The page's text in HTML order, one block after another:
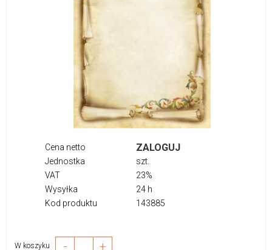
Cena netto ZALOGUJ
Jednostka
szt.
VAT
23%
Wysyłka
24 h
Kod produktu
143885
W koszyku - +